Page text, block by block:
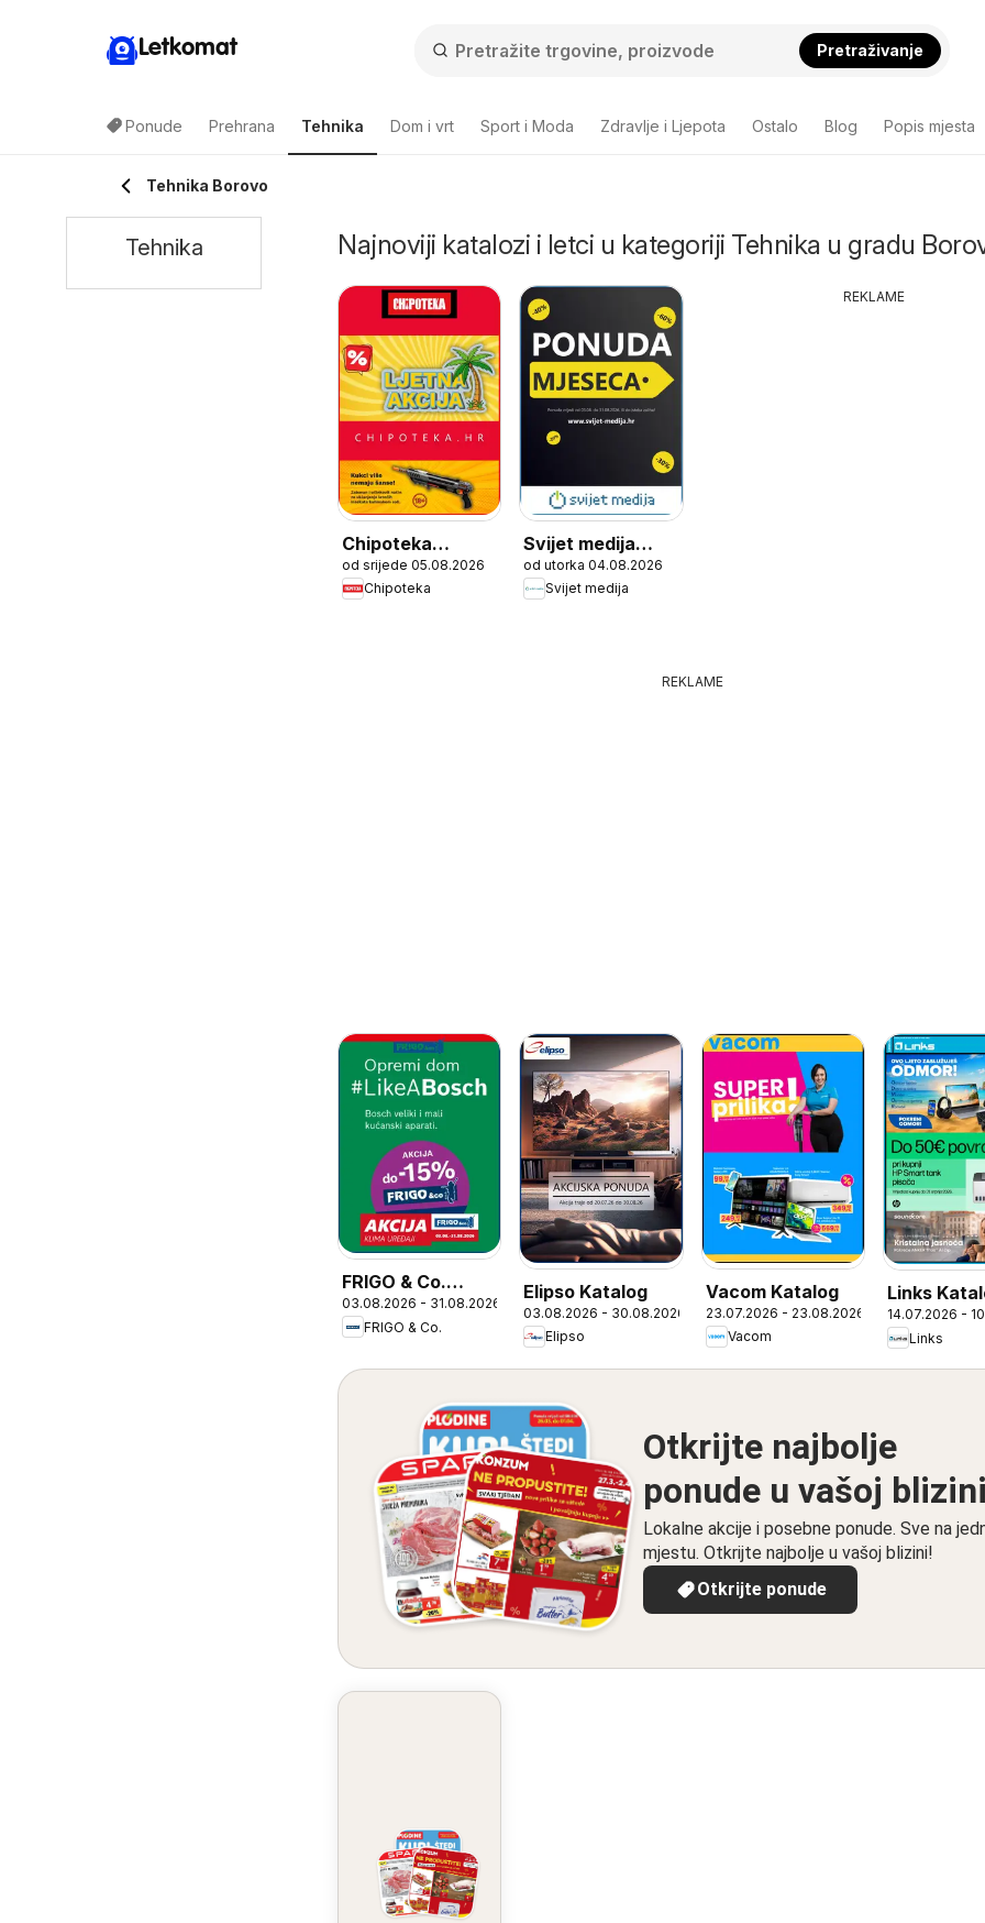
Letkomat Pretraživanje
Ponude Prehrana Tehnika Dom i vrt Sport i Moda Zdravlje i Ljepota Ostalo Blog Popis mjesta
Tehnika Borovo
Najnoviji katalozi i letci u kategoriji Tehnika u gradu
Chipoteka
Katalog
od srijede 05.08.2026
Chipoteka
Svijet medija
Katalog
od utorka 04.08.2026
Svijet medija
REKLAME
REKLAME
FRIGO & Co.
Katalog
03.08.2026 - 31.08.2026
FRIGO & Co.
Elipso Katalog
03.08.2026 - 30.08.2026
Elipso
Vacom Katalog
23.07.2026 - 23.08.2026
Vacom
Links
14.07.2026 -
Links
Otkrijte najbolje
ponude u vašoj blizini
Lokalne akcije i posebne ponude. Sve na
mjestu. Otkrijte najbolje u vašoj blizini!
Otkrijte ponude
Tehnika